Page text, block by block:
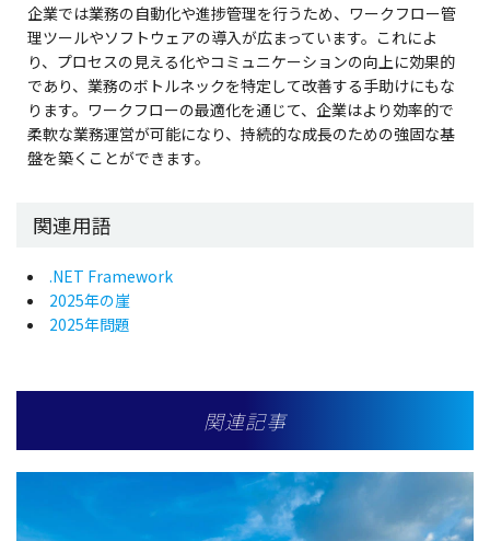
企業では業務の自動化や進捗管理を行うため、ワークフロー管
理ツールやソフトウェアの導入が広まっています。これによ
り、プロセスの見える化やコミュニケーションの向上に効果的
であり、業務のボトルネックを特定して改善する手助けにもな
ります。ワークフローの最適化を通じて、企業はより効率的で
柔軟な業務運営が可能になり、持続的な成長のための強固な基
盤を築くことができます。
関連用語
.NET Framework
2025年の崖
2025年問題
関連記事